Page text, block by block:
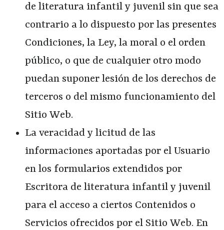
de literatura infantil y juvenil sin que sea
contrario a lo dispuesto por las presentes
Condiciones, la Ley, la moral o el orden
público, o que de cualquier otro modo
puedan suponer lesión de los derechos de
terceros o del mismo funcionamiento del
Sitio Web.
La veracidad y licitud de las
informaciones aportadas por el Usuario
en los formularios extendidos por
Escritora de literatura infantil y juvenil
para el acceso a ciertos Contenidos o
Servicios ofrecidos por el Sitio Web. En